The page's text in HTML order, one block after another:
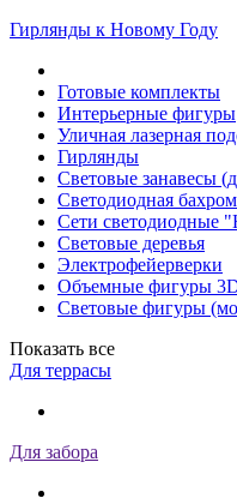
Гирлянды к Новому Году
Готовые комплекты
Интерьерные фигуры
Уличная лазерная
Гирлянды
Световые занавесы
Светодиодная
Сети светодиодные
Световые деревья
Электрофейерверки
Объемные фигуры
Световые фигуры
Показать все
Для террасы
Для забора